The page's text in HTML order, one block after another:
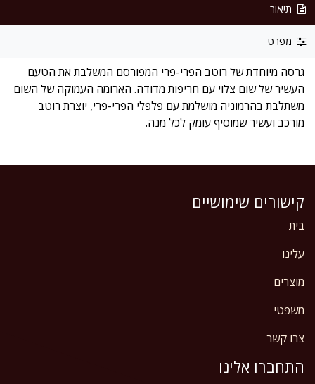
תיאור
מפרט
גרסה מיוחדת של רוטב הפרי-פרי המפורסם המשלבת את הטעם
העשיר של שום צלוי עם חריפות מדודה. הארומה העמוקה של השום
משתלבת בהרמוניה מושלמת עם פלפלי הפרי-פרי, יוצרת רוטב
מורכב ועשיר שמוסיף עומק לכל מנה.
קישורים שימושיים
בית
עלינו
מוצרים
משפטי
צרו קשר
התחברו אלינו